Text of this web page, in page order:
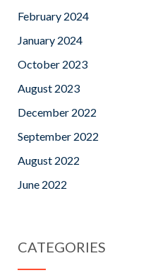
February 2024
January 2024
October 2023
August 2023
December 2022
September 2022
August 2022
June 2022
CATEGORIES